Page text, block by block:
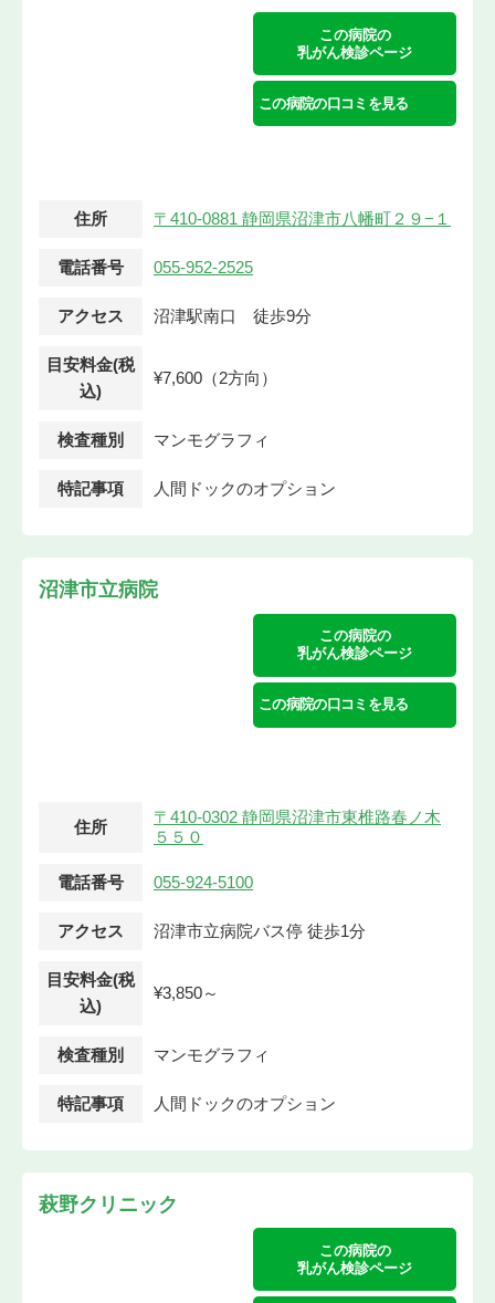
この病院の
乳がん検診ページ
この病院の口コミを見る
住所 〒410-0881 静岡県沼津市八幡町２９−１
電話番号 055-952-2525
アクセス 沼津駅南口 徒歩9分
目安料金(税
込)
¥7,600（2方向）
検査種別 マンモグラフィ
特記事項 人間ドックのオプション
沼津市立病院
この病院の
乳がん検診ページ
この病院の口コミを見る
住所
〒410-0302 静岡県沼津市東椎路春ノ木
５５０
電話番号 055-924-5100
アクセス 沼津市立病院バス停 徒歩1分
目安料金(税
込)
¥3,850～
検査種別 マンモグラフィ
特記事項 人間ドックのオプション
萩野クリニック
この病院の
乳がん検診ページ